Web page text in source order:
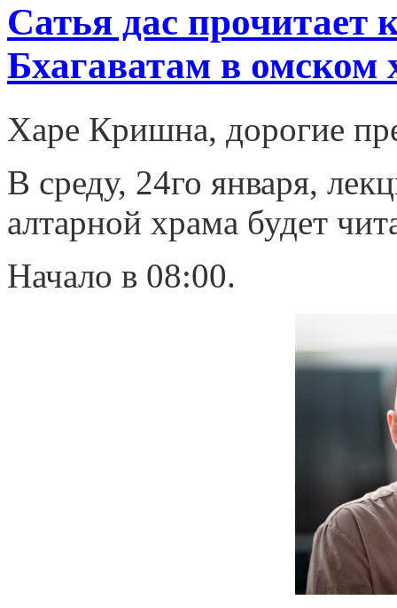
Сатья дас
Бхагаватам в омском
Харе Кришна, дорогие
В среду, 24го января,
алтарной храма будет
Начало в 08:00.